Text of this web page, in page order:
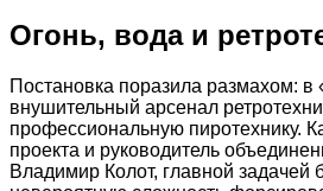
Огонь, вода и
Постановка поразила размахом: в
внушительный арсенал
профессиональную пиротехнику.
проекта и руководитель
Владимир Колот, главной задачей